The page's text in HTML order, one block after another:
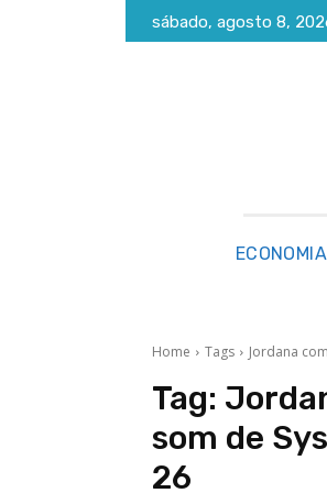
sábado, agosto 8,
ECONOMIA
Home Tags Jordana
Tag:
som de
26